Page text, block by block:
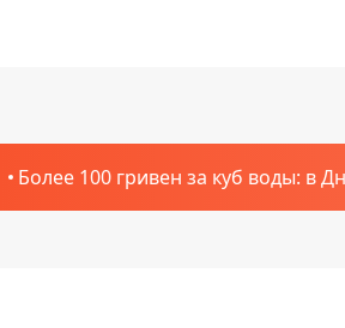
Более 100 гривен за куб воды: в